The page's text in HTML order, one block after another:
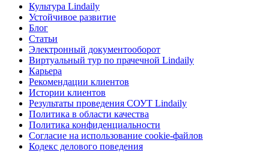
Культура Lindaily
Устойчивое развитие
Блог
Статьи
Электронный документооборот
Виртуальный тур по прачечной Lindaily
Карьера
Рекомендации клиентов
Истории клиентов
Результаты проведения СОУТ Lindaily
Политика в области качества
Политика конфиденциальности
Согласие на использование cookie-файлов
Кодекс делового поведения